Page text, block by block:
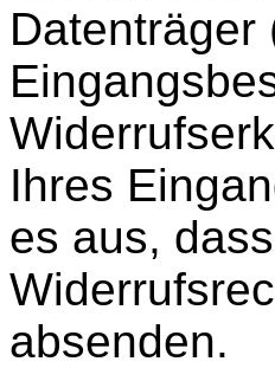
Datenträger
Ihres
es aus,
absenden.